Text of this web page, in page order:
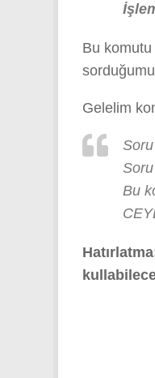
Bu komutu
Gelelim
Bu